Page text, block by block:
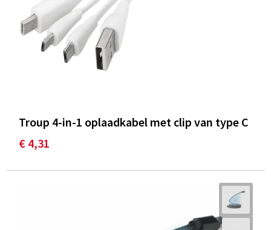
Troup 4-in-1 oplaadkabel met clip van type C
€ 4,31